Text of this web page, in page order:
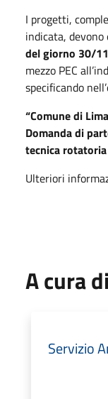
I progetti,
indicata,
del giorno 30/
mezzo PEC
specificando
“Comune di
Domanda di
tecnica rotatoria
Ulteriori
A cura di
Servizio